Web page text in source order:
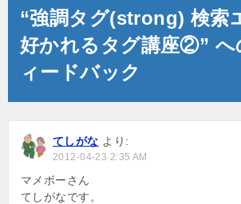
ゲ
ョ
ン
“強調タグ(strong) 検索
好かれるタグ講座②” へ
ィードバック
てしがな より:
2012-04-23 2:35 AM
マメボーさん
てしがなです。